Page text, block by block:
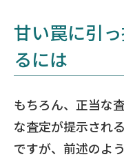
甘い罠に引
るには
もちろん、正当な
な査定が提示され
ですが、前述のよ